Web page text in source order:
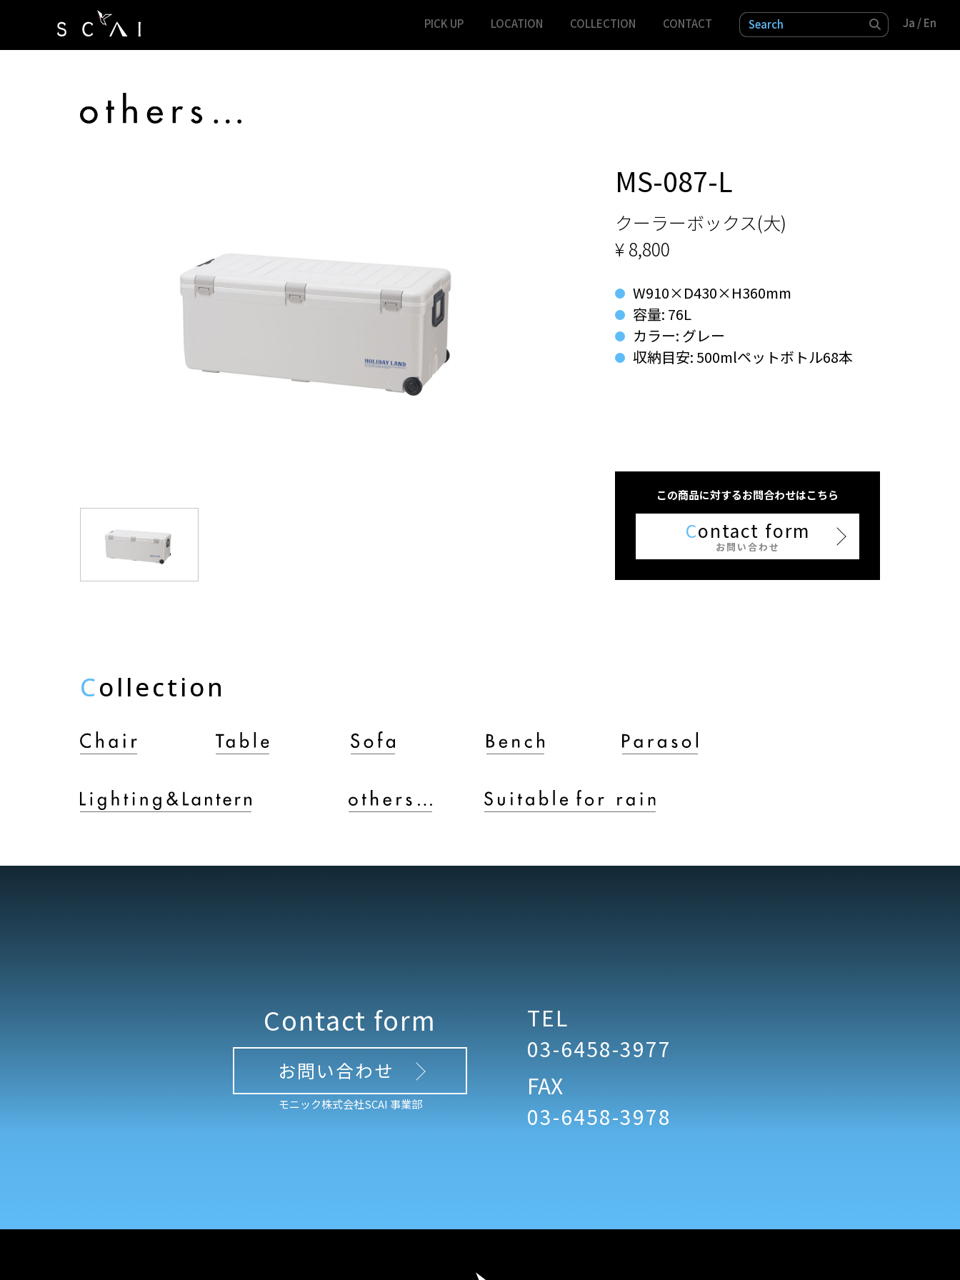
PICK UP LOCATION COLLECTION CONTACT 検索 Ja /En
Ja /En
MS-087-L
クーラーボックス(大)
¥ 8,800
W910×D430×H360mm
容量: 76L
カラー: グレー
収納目安: 500mlペットボトル68本
この商品に対するお問合わせはこちら
Contact form
お問い合わせ
Collection
Contact form
お問い合わせ
モニック株式会社SCAI 事業部
TEL
03-6458-3977
FAX
03-6458-3978